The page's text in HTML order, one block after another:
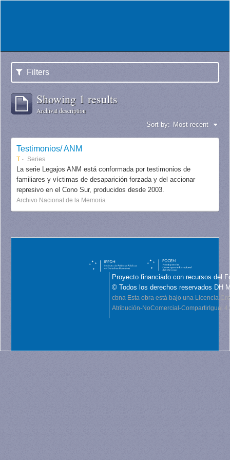
Filters
Showing 1 results
Archival description
Sort by: Most recent
Testimonios/ ANM
T Series
La serie Legajos ANM está conformada por testimonios de
familiares y víctimas de desaparición forzada y del accionar
represivo en el Cono Sur, producidos desde 2003.
Archivo Nacional de la Memoria
Proyecto financiado con recursos del
© Todos los derechos reservados DH
cbna Esta obra está bajo una Licencia
Atribución-NoComercial-CompartirIgual